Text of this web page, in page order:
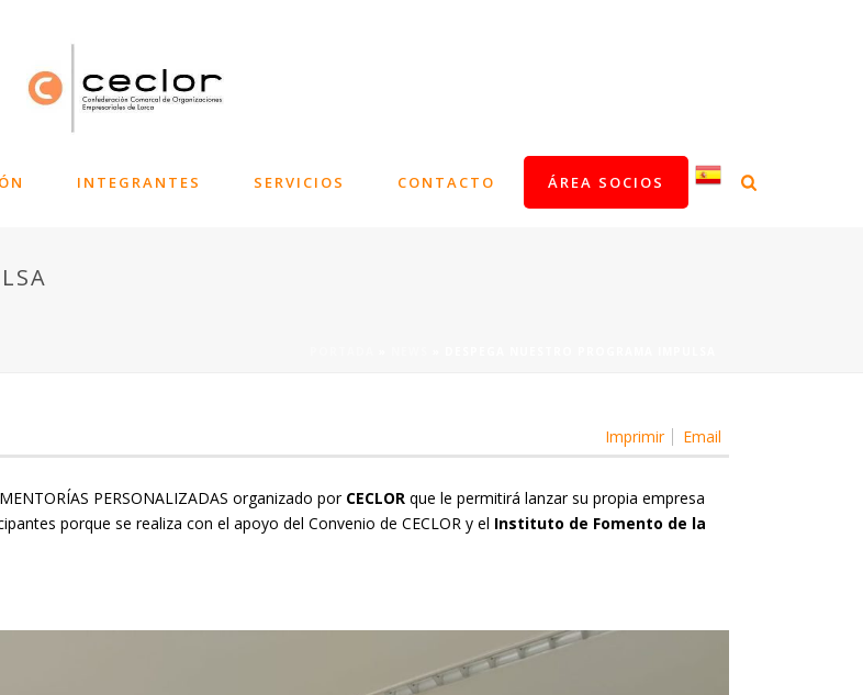
INTEGRANTES SERVICIOS CONTACTO ÁREA SOCIOS
Imprimir Email
PERSONALIZADAS organizado porCECLOR que le permitirá lanzar su propia empresa
porque se realiza con el apoyo del Convenio de CECLOR y el Instituto de Fomento de la